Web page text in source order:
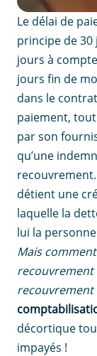
Le délai de
principe de
jours à
jours fin de
dans le
paiement,
par son
qu’une
détient une
laquelle la
lui la
Mais
recouvrement
recouvrement
décortique
impayés !